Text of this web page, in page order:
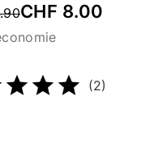
from
CHF 8.00
(2)